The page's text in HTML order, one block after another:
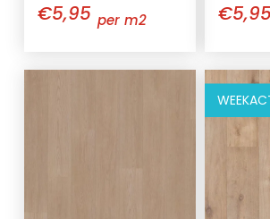
€5,95 per m2 €5,95